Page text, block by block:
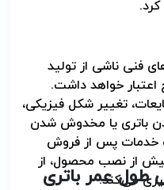
.
فنی ناشی از تولید
خواهد داشت.
تغییر شکل فیزیکی،
باتری یا مخدوش شدن
خدمات پس از فروش
از نصب محصول، از
می‌کند.
طول عمر باتری